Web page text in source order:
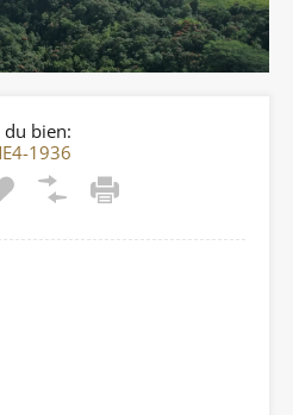
du bien:
1936